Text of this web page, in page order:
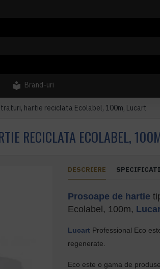
Brand-uri
hartie reciclata Ecolabel, 100m, Lucart
RECICLATA ECOLABEL,
DESCRIERE
Prosoape de hartie
Ecolabel, 100m,
Lucart Professional Eco
regenerate.
Eco este o gama de